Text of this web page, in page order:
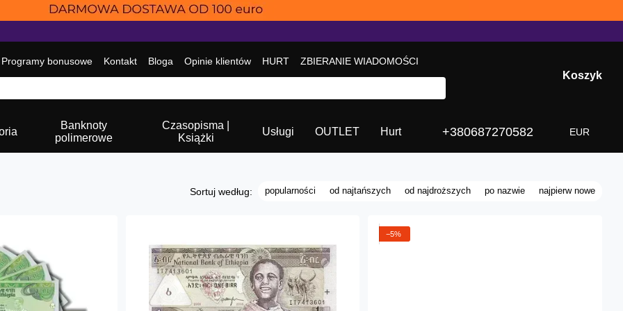
Programy bonusowe Kontakt Bloga Opinie klientów HURT ZBIERANIE WIADOMOŚCI
Koszyk
Banknoty
polimerowe
Czasopisma |
Książki
Usługi OUTLET Hurt +380687270582 EUR
Sortuj według: popularności od najtańszych od najdroższych po nazwie najpierw nowe
−5%